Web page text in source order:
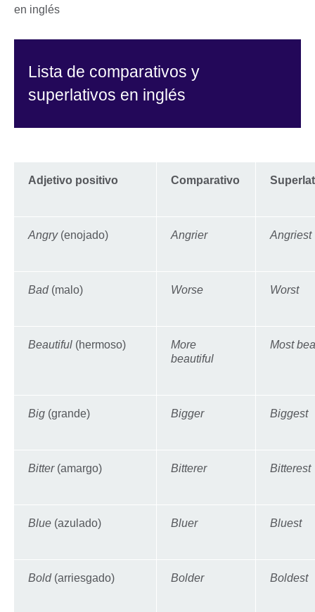
Lista de comparativos y
superlativos en inglés
Adjetivo positivo Comparativo
Angry (enojado) Angrier Angriest
Bad (malo) Worse Worst
Beautiful (hermoso)
More
beautiful
Most
Big (grande) Bigger Biggest
Bitter (amargo) Bitterer Bitterest
Blue (azulado) Bluer Bluest
Bold (arriesgado) Bolder Boldest